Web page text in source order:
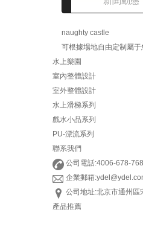
naughty castle
可根據場地自由定制屬于
水上樂園
室內整體設計
室外整體設計
水上滑梯系列
戲水小品系列
PU-漂流系列
聯系我們
公司電話:4006-678-768
企業郵箱
公司地址:北京市通州區
產品推薦